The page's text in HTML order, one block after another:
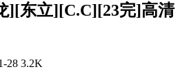
][东立][C.C][23完]高清
28 3.2K